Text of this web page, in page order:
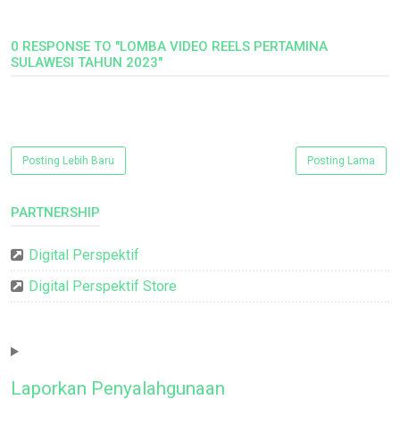
0 RESPONSE TO "LOMBA VIDEO REELS PERTAMINA
SULAWESI TAHUN 2023"
Posting Lebih Baru Posting Lama
PARTNERSHIP
Digital Perspektif
Digital Perspektif Store
Laporkan Penyalahgunaan